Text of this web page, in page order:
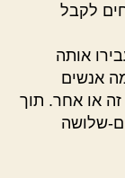
לקבל
אותה
אנשים
או אחר. תוך
שלושה